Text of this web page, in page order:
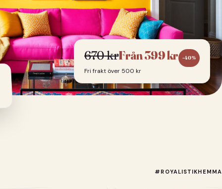
670krFrån399kr -40%
Fri frakt över 500 kr
#ROYALISTIKHEMMA